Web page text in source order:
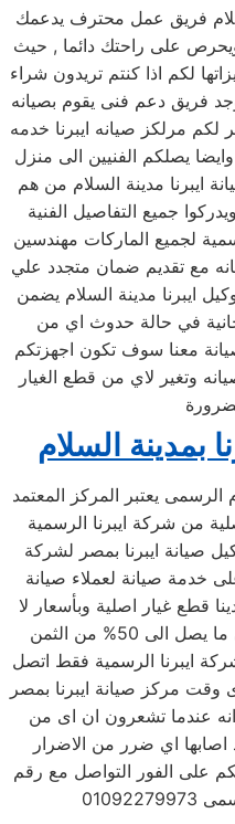
فريق عمل محترف يدعمك
على راحتك دائما , حيث
لكم اذا كنتم تريدون شراء
فريق دعم فنى يقوم بصيانه
لكم مرلكز صيانه ايبرنا خدمه
يصلكم الفنيين الى منزل
ايبرنا مدينة السلام من هم
جميع التفاصيل الفنية
لجميع الماركات مهندسين
مع تقديم ضمان متجدد علي
ايبرنا مدينة السلام يضمن
في حالة حدوث اي من
معنا سوف تكون اجهزتكم
وتغير لاي من قطع الغيار
بمدينة السلام
الرسمى يعتبر المركز المعتمد
من شركة ايبرنا الرسمية
صيانة ايبرنا بمصر لشركة
خدمة صيانة لعملاء صيانة
قطع غيار اصلية وبأسعار لا
تنافس حيث يصل الخصم الى ما يصل الى 50% من الثمن
ايبرنا الرسمية فقط اتصل
وقت مركز صيانة ايبرنا بمصر
عندما تشعرون ان اى من
اصابها اي ضرر من الاضرار
على الفور التواصل مع رقم